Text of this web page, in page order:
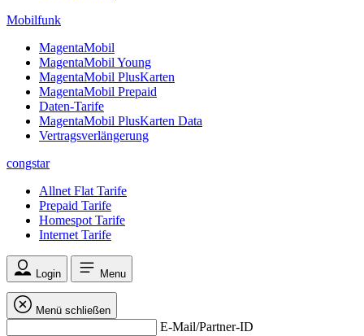
Mobilfunk
MagentaMobil
MagentaMobil Young
MagentaMobil PlusKarten
MagentaMobil Prepaid
Daten-Tarife
MagentaMobil PlusKarten Data
Vertragsverlängerung
congstar
Allnet Flat Tarife
Prepaid Tarife
Homespot Tarife
Internet Tarife
Login Menu
Menü schließen
E-Mail/Partner-ID